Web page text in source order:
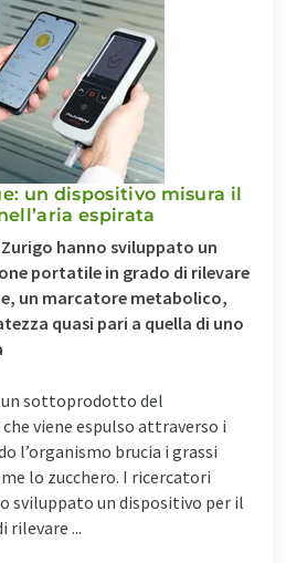
un dispositivo misura il
espirata
hanno sviluppato un
portatile in grado di rilevare
un marcatore metabolico,
quasi pari a quella di uno
un sottoprodotto del
viene espulso attraverso i
l’organismo brucia i grassi
lo zucchero. I ricercatori
sviluppato un dispositivo per il
rilevare ...